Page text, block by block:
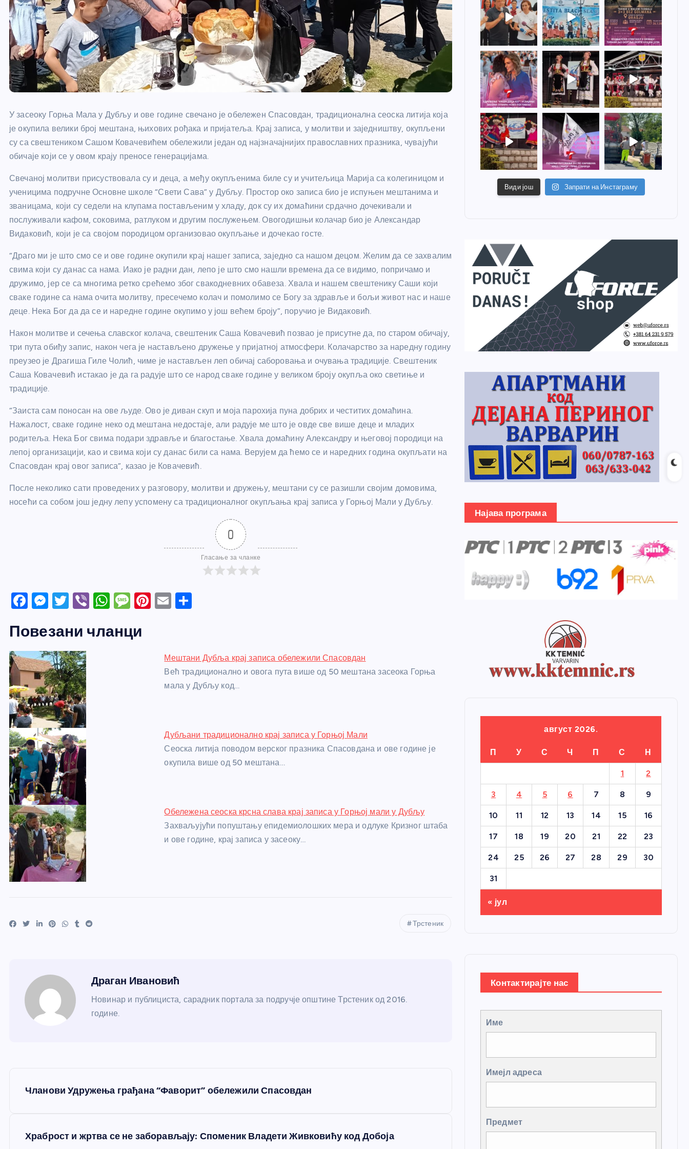
У засеоку Горња Мала у Дубљу и ове године свечано је обележен Спасовдан, традиционална сеоска литија која
је окупила велики број мештана, њихових рођака и пријатеља. Крај записа, у молитви и заједништву, окупљени
су са свештеником Сашом Ковачевићем обележили један од најзначајнијих православних празника, чувајући
обичаје који се у овом крају преносе генерацијама.
Свечаној молитви присуствовала су и деца, а међу окупљенима биле су и учитељица Марија са колегиницом и
ученицима подручне Основне школе “Свети Сава” у Дубљу. Простор око записа био је испуњен мештанима и
званицама, који су седели на клупама постављеним у хладу, док су их домаћини срдачно дочекивали и
послуживали кафом, соковима, ратлуком и другим послужењем. Овогодишњи колачар био је Александар
Видаковић, који је са својом породицом организовао окупљање и дочекао госте.
“Драго ми је што смо се и ове године окупили крај нашег записа, заједно са нашом децом. Желим да се захвалим
свима који су данас са нама. Иако је радни дан, лепо је што смо нашли времена да се видимо, попричамо и
дружимо, јер се са многима ретко срећемо због свакодневних обавеза. Хвала и нашем свештенику Саши који
сваке године са нама очита молитву, пресечемо колач и помолимо се Богу за здравље и бољи живот нас и наше
деце. Нека Бог да да се и наредне године окупимо у још већем броју”, поручио је Видаковић.
Након молитве и сечења славског колача, свештеник Саша Ковачевић позвао је присутне да, по старом обичају,
три пута обиђу запис, након чега је настављено дружење у пријатној атмосфери. Колачарство за наредну годину
преузео је Драгиша Гиле Чолић, чиме је настављен леп обичај саборовања и очувања традиције. Свештеник
Саша Ковачевић истакао је да га радује што се народ сваке године у великом броју окупља око светиње и
традиције.
“Заиста сам поносан на ове људе. Ово је диван скуп и моја парохија пуна добрих и честитих домаћина.
Нажалост, сваке године неко од мештана недостаје, али радује ме што је овде све више деце и младих
родитеља. Нека Бог свима подари здравље и благостање. Хвала домаћину Александру и његовој породици на
лепој организацији, као и свима који су данас били са нама. Верујем да ћемо се и наредних година окупљати на
Спасовдан крај овог записа”, казао је Ковачевић.
После неколико сати проведених у разговору, молитви и дружењу, мештани су се разишли својим домовима,
носећи са собом још једну лепу успомену са традиционалног окупљања крај записа у Горњој Мали у Дубљу.
0
Гласање за чланке
F
c
e
b
o
o
k
M
ss
e
n
g
er
T
itt
er
Vi
er
W
at
M
ss
Pi
st
E
Повезани чланци
Мештани Дубља крај записа обележили Спасовдан
Већ традиционално и овога пута више од 50 мештана засеока Горња
мала у Дубљу код…
Дубљани традиционално крај записа у Горњој Мали
Сеоска литија поводом верског празника Спасовдана и ове године је
окупила више од 50 мештана…
Обележена сеоска крсна слава крај записа у Горњој мали у Дубљу
Захваљујући попуштању епидемиолошких мера и одлуке Кризног штаба
и ове године, крај записа у засеоку…
Трстеник
Драган Ивановић
Новинар и публициста, сарадник портала за подручје општине Трстеник од 2016.
године.
Чланови Удружења грађана “Фаворит” обележили Спасовдан
Храброст и жртва се не заборављају: Споменик Владети Живковићу код Добоја
Види још Запрати на Инстаграму
Најава програма
август 2026.
П У С Ч П С Н
1 2
3 4 5 6 7 8 9
10 11 12 13 14 15 16
17 18 19 20 21 22 23
24 25 26 27 28 29 30
31
« јул
Контактирајте нас
Име
Имејл адреса
Предмет